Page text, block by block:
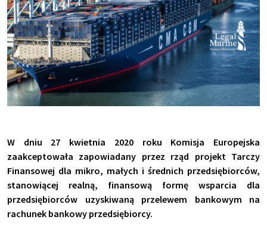
W dniu 27 kwietnia 2020 roku Komisja Europejska
zaakceptowała zapowiadany przez rząd projekt Tarczy
Finansowej dla mikro, małych i średnich przedsiębiorców,
stanowiącej realną, finansową formę wsparcia dla
przedsiębiorców uzyskiwaną przelewem bankowym na
rachunek bankowy przedsiębiorcy.